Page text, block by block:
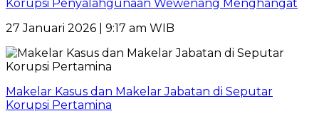
Korupsi Penyalahgunaan Wewenang Menghangat
27 Januari 2026 | 9:17 am WIB
Makelar Kasus dan Makelar Jabatan di Seputar
Korupsi Pertamina